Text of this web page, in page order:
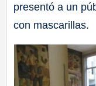
presentó a un
con mascarillas.